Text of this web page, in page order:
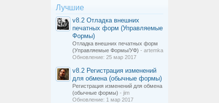
Лучшие
v8.2 Отладка внешних
печатных форм (Управляемые
Формы)
Отладка внешних печатных форм
(Управляемые Формы/УФ) - artemka
Обновление: 25 мар 2017
v8.2 Регистрация изменений
для обмена (обычные формы)
Регистрация изменений для обмена
(обычные формы) - jim
Обновление: 1 мар 2017